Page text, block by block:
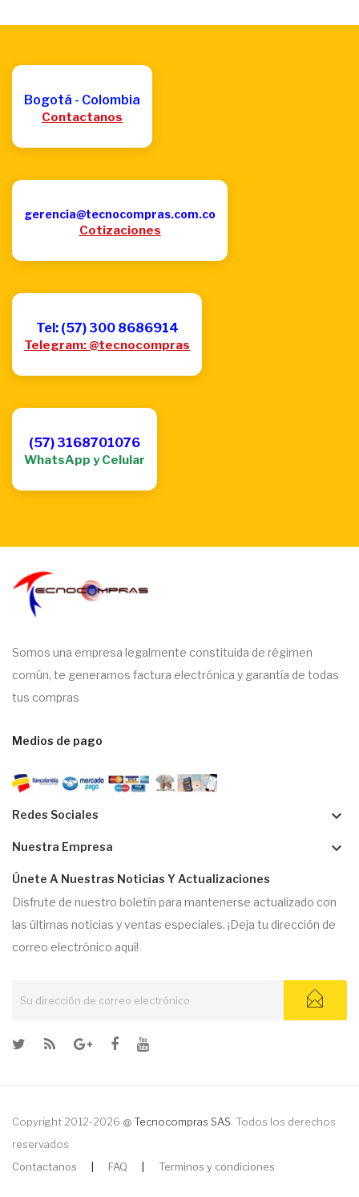
Bogotá - Colombia
Contactanos
gerencia@tecnocompras.com.co
Cotizaciones
Tel: (57) 300 8686914
Telegram: @tecnocompras
(57) 3168701076
WhatsApp y Celular
Somos una empresa legalmente constituida de régimen
común, te generamos factura electrónica y garantía de todas
tus compras
Medios de pago
Redes Sociales keyboard_arrow_down
Nuestra Empresa keyboard_arrow_down
Únete A Nuestras Noticias Y Actualizaciones
Disfrute de nuestro boletín para mantenerse actualizado con
las últimas noticias y ventas especiales. ¡Deja tu dirección de
correo electrónico aquí!
Copyright 2012-2026 @ Tecnocompras SAS . Todos los derechos
reservados
Contactanos
FAQ Terminos y condiciones